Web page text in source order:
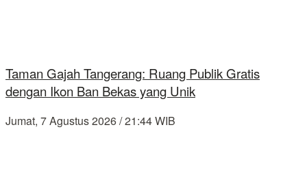
Taman Gajah Tangerang: Ruang Publik Gratis
dengan Ikon Ban Bekas yang Unik
Jumat, 7 Agustus 2026 / 21:44 WIB